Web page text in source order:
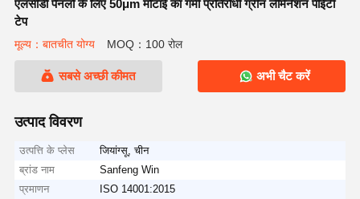
एलसीडी पैनलों के लिए 50μm मोटाई का गर्मी प्रतिरोधी ग्रीन लैमिनेशन पीईटी
टेप
मूल्य：बातचीत योग्य MOQ：100 रोल
सबसे अच्छी कीमत अभी चैट करें
उत्पाद विवरण
उत्पत्ति के प्लेस
जियांग्सू, चीन
ब्रांड नाम
Sanfeng Win
प्रमाणन
ISO 14001:2015